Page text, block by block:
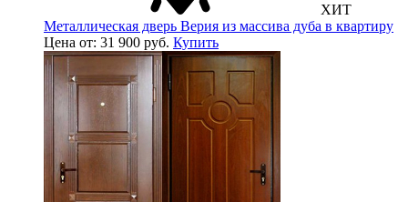
ХИТ
Металлическая дверь Верия из массива дуба в квартиру
Цена от: 31 900 руб. Купить